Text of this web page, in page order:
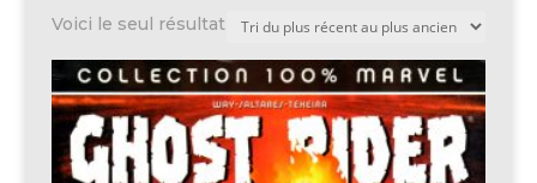
Voici le seul résultat